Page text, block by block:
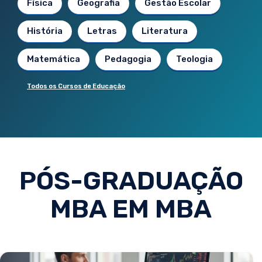
Física Geografia Gestão Escolar
História Letras Literatura
Matemática Pedagogia Teologia
Todos os Cursos de Educação
PÓS-GRADUAÇÃO
MBA EM MBA